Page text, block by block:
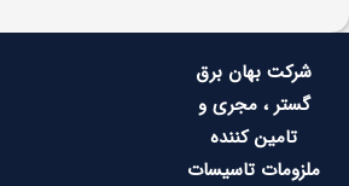
شرکت بهان برق
گستر ، مجری و
تامین کننده
ملزومات تاسیسات